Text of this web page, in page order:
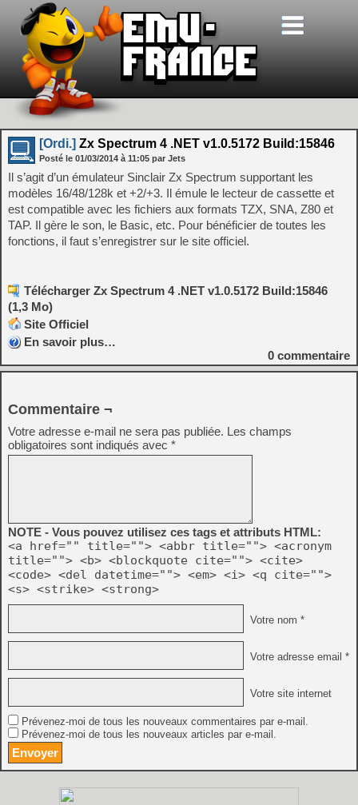
[Ordi.] Zx Spectrum 4 .NET v1.0.5172 Build:15846
Posté le 01/03/2014 à 11:05 par Jets
Il s’agit d’un émulateur Sinclair Zx Spectrum supportant les
modèles 16/48/128k et +2/+3. Il émule le lecteur de cassette et
est compatible avec les fichiers aux formats TZX, SNA, Z80 et
TAP. Il gère le son, le Basic, etc. Pour bénéficier de toutes les
fonctions, il faut s’enregistrer sur le site officiel.
Télécharger Zx Spectrum 4 .NET v1.0.5172 Build:15846
(1,3 Mo)
Site Officiel
En savoir plus…
0 commentaire
Commentaire ¬
Votre adresse e-mail ne sera pas publiée. Les champs
obligatoires sont indiqués avec *
NOTE - Vous pouvez utilisez ces tags et attributs HTML:
<a href="" title=""> <abbr title=""> <acronym
title=""> <b> <blockquote cite=""> <cite>
<code> <del datetime=""> <em> <i> <q cite="">
<s> <strike> <strong>
Votre nom *
Votre adresse email *
Votre site internet
Prévenez-moi de tous les nouveaux commentaires par e-mail.
Prévenez-moi de tous les nouveaux articles par e-mail.